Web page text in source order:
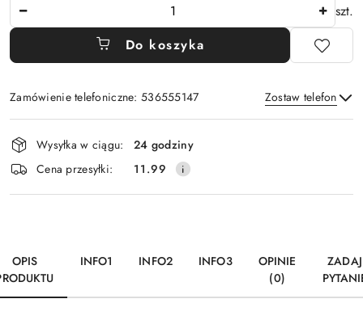
szt.
Do koszyka
Zamówienie telefoniczne: 536555147 Zostaw telefon
Wyślij
Dostępność
i
dostawa
Wysyłka w ciągu:
24 godziny
Cena przesyłki:
11.99
OPIS
INFO1 INFO2 INFO3
OPINIE
(0)
ZADAJ